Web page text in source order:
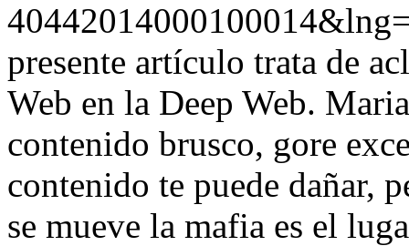
presente artículo trata de
Web en la Deep Web.
contenido brusco, gore
contenido te puede dañar,
se mueve la mafia es el